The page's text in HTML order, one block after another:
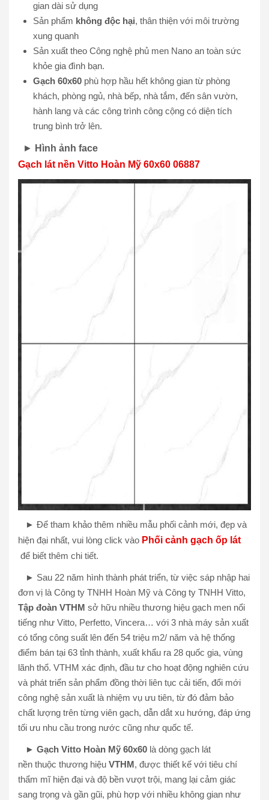
gian dài sử dụng
Sản phẩm không độc hại, thân thiện với môi trường
xung quanh
Sản xuất theo Công nghệ phủ men Nano an toàn sức
khỏe gia đình bạn.
Gạch 60x60 phù hợp hầu hết không gian từ phòng
khách, phòng ngủ, nhà bếp, nhà tắm, đến sân vườn,
hành lang và các công trình công cộng có diện tích
trung bình trở lên.
►
Hình ảnh face
Gạch lát nền Vitto Hoàn Mỹ 60x60 06887
► Để tham khảo thêm nhiều mẫu phối cảnh mới, đẹp và
hiện đại nhất, vui lòng click vào Phối cảnh gạch ốp lát
để biết thêm chi tiết.
► Sau 22 năm hình thành phát triển, từ việc sáp nhập hai
đơn vị là Công ty TNHH Hoàn Mỹ và Công ty TNHH Vitto,
Tập đoàn VTHM sở hữu nhiều thương hiệu gạch men nổi
tiếng như Vitto, Perfetto, Vincera… với 3 nhà máy sản xuất
có tổng công suất lên đến 54 triệu m2/ năm và hệ thống
điểm bán tại 63 tỉnh thành, xuất khẩu ra 28 quốc gia, vùng
lãnh thổ. VTHM xác định, đầu tư cho hoạt động nghiên cứu
và phát triển sản phẩm đồng thời liên tục cải tiến, đổi mới
công nghệ sản xuất là nhiệm vụ ưu tiên, từ đó đảm bảo
chất lượng trên từng viên gạch, dẫn dắt xu hướng, đáp ứng
tối ưu nhu cầu trong nước cũng như quốc tế.
► Gạch Vitto Hoàn Mỹ 60x60 là dòng gạch lát
nền thuộc thương hiệu VTHM, được thiết kế với tiêu chí
thẩm mĩ hiện đại và độ bền vượt trội, mang lại cảm giác
sang trọng và gần gũi, phù hợp với nhiều không gian như